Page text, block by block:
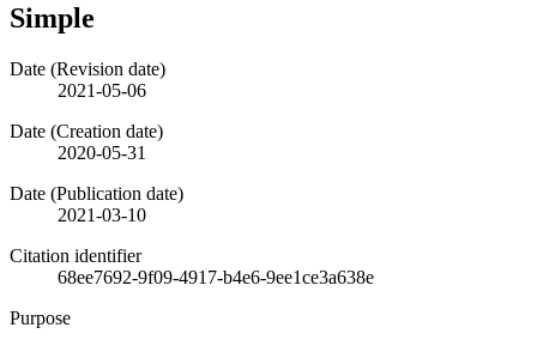
Simple
Date (Revision date)
2021-05-06
Date (Creation date)
2020-05-31
Date (Publication date)
2021-03-10
Citation identifier
68ee7692-9f09-4917-b4e6-9ee1ce3a638e
Purpose